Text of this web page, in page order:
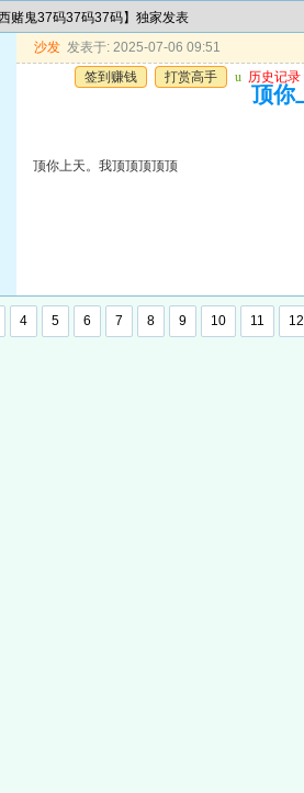
赌鬼37码37码37码】独家发表
沙发 发表于: 2025-07-06 09:51
签到赚钱
打赏高手 u 历史记录
顶你
顶你上天。我顶顶顶顶顶
4 5 6 7 8 9 10 11 12